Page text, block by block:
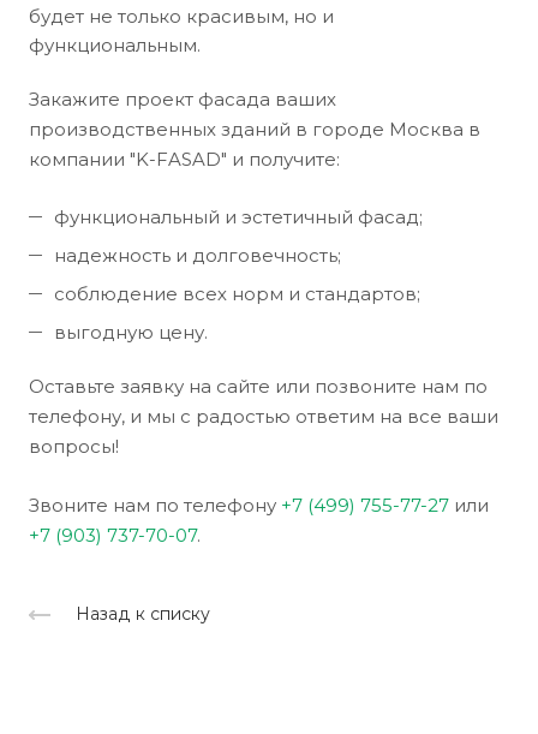
будет не только красивым, но и
функциональным.
Закажите проект фасада ваших
производственных зданий в городе Москва в
компании "K-FASAD" и получите:
функциональный и эстетичный фасад;
надежность и долговечность;
соблюдение всех норм и стандартов;
выгодную цену.
Оставьте заявку на сайте или позвоните нам по
телефону, и мы с радостью ответим на все ваши
вопросы!
Звоните нам по телефону +7 (499) 755-77-27 или
+7 (903) 737-70-07.
Назад к списку